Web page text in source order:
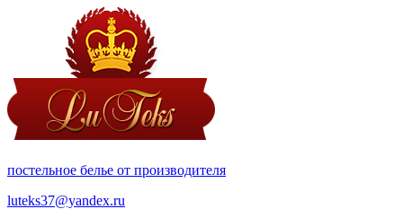
постельное белье от производителя
luteks37@yandex.ru